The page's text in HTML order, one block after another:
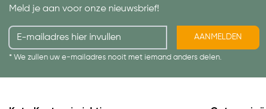
Meld je aan voor onze nieuwsbrief!
AANMELDEN
* We zullen uw e-mailadres nooit met iemand anders delen.